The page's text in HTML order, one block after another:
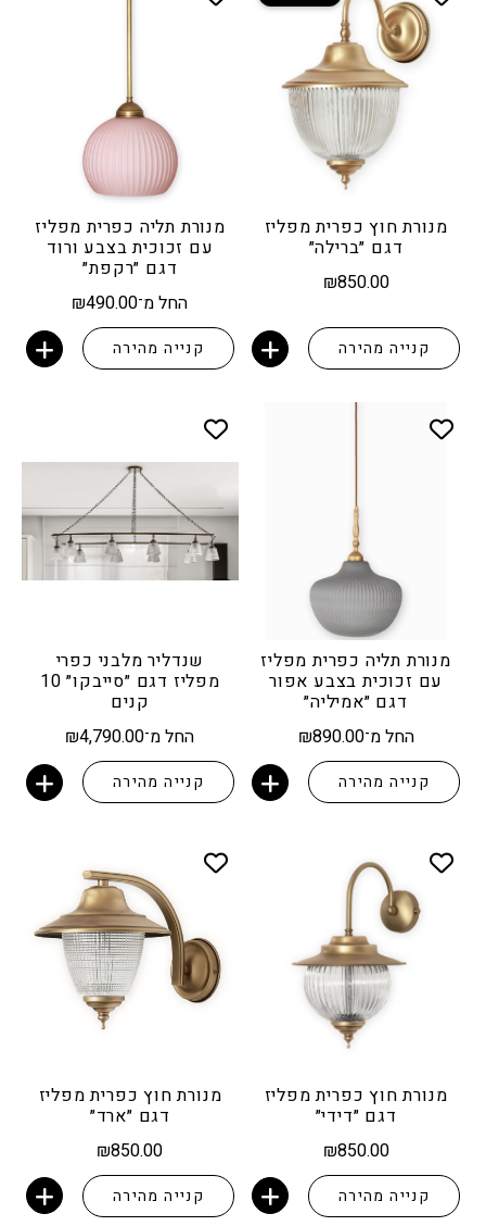
מנורת חוץ כפרית מפליז
דגם ״ברילה״
₪850.00
קנייה מהירה
מנורת תליה כפרית מפליז
עם זכוכית בצבע ורוד
דגם ״רקפת״
החל מ־
₪490.00
קנייה מהירה
מנורת תליה כפרית מפליז
עם זכוכית בצבע אפור
דגם ״אמיליה״
החל מ־
₪890.00
קנייה מהירה
שנדליר מלבני כפרי
מפליז דגם ״סייבקו״ 10
קנים
החל מ־
₪4,790.00
קנייה מהירה
מנורת חוץ כפרית מפליז
דגם ״דידי״
₪850.00
קנייה מהירה
מנורת חוץ כפרית מפליז
דגם ״ארד״
₪850.00
קנייה מהירה